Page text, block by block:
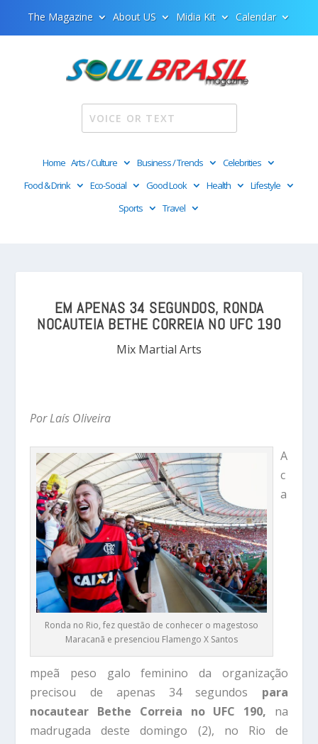
The Magazine About US Midia Kit Calendar
Home Arts / Culture Business / Trends
Celebrities
Food & Drink
Eco-Social Good Look Health
Lifestyle
Sports
Travel
EM APENAS 34 SEGUNDOS, RONDA
NOCAUTEIA BETHE CORREIA NO UFC 190
Mix Martial Arts
Por Laís Oliveira
Ronda no Rio, fez questão de conhecer o magestoso
Maracanã e presenciou Flamengo X Santos
A
c
a
mpeã peso galo feminino da organização
precisou de apenas 34 segundos para
nocautear Bethe Correia no UFC 190, na
madrugada deste domingo (2), no Rio de